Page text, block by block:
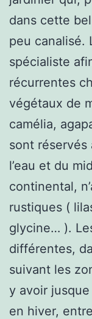
dans cette
peu canalisé.
spécialiste
récurrentes
végétaux de
camélia,
sont réservés
l’eau et du
continental,
rustiques (
glycine… ).
différentes,
suivant les
y avoir
en hiver,